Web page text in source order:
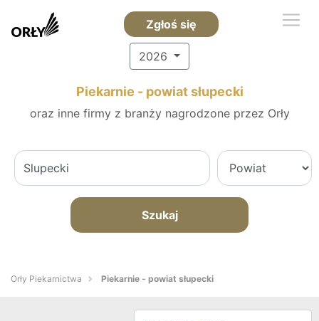
Zgłoś się
2026
Piekarnie - powiat słupecki
oraz inne firmy z branży nagrodzone przez Orły
Szukaj
Orły Piekarnictwa Piekarnie - powiat słupecki